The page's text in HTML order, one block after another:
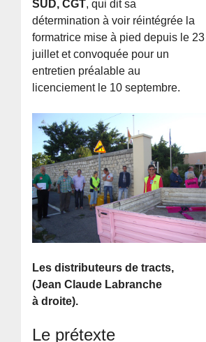
SUD, CGT, qui dit sa
détermination à voir réintégrée la
formatrice mise à pied depuis le 23
juillet et convoquée pour un
entretien préalable au
licenciement le 10 septembre.
Les distributeurs de tracts,
(Jean Claude Labranche
à droite).
Le prétexte